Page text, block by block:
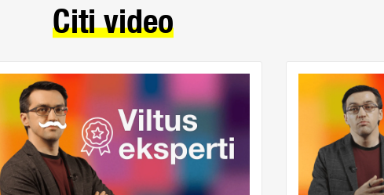
Citi video